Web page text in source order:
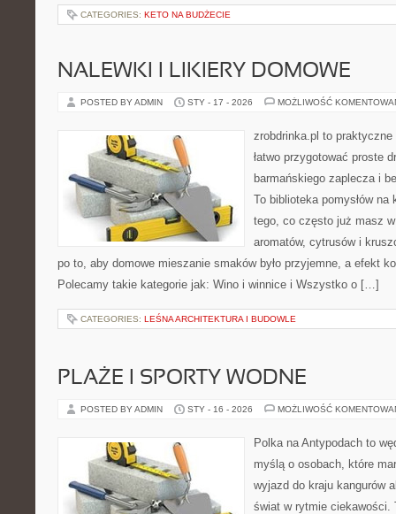
CATEGORIES: KETO NA BUDŻECIE
NALEWKI I LIKIERY DOMOWE
POSTED BY ADMIN STY - 17 - 2026 MOŻLIWOŚĆ
zrobdrinka.pl to
łatwo przygotować proste
barmańskiego zaplecza i
To biblioteka pomysłów
tego, co często już masz
aromatów, cytrusów i
po to, aby domowe mieszanie smaków było przyjemne, a efekt
Polecamy takie kategorie jak: Wino i winnice i Wszystko o […]
CATEGORIES: LEŚNA ARCHITEKTURA I BUDOWLE
PLAŻE I SPORTY WODNE
POSTED BY ADMIN STY - 16 - 2026 MOŻLIWOŚĆ
Polka na Antypodach to
myślą o osobach, które
wyjazd do kraju kangurów
świat w rytmie ciekawości.